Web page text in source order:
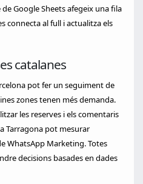
Google Sheets afegeix una fila
connecta al full i actualitza els
catalanes
pot fer un seguiment de
zones tenen més demanda.
les reserves i els comentaris
Tarragona pot mesurar
WhatsApp Marketing. Totes
decisions basades en dades